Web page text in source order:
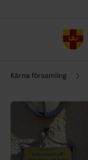
Kärna församling